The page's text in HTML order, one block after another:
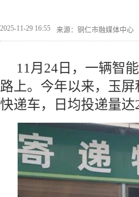
2025-11-29 16:55 来源：铜仁市融媒体中心
11月24日，一辆智
路上。今年以来，玉
快递车，日均投递